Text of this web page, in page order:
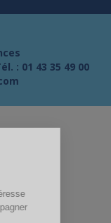
vous intéresse
accompagner
: 01 43 35 49 00